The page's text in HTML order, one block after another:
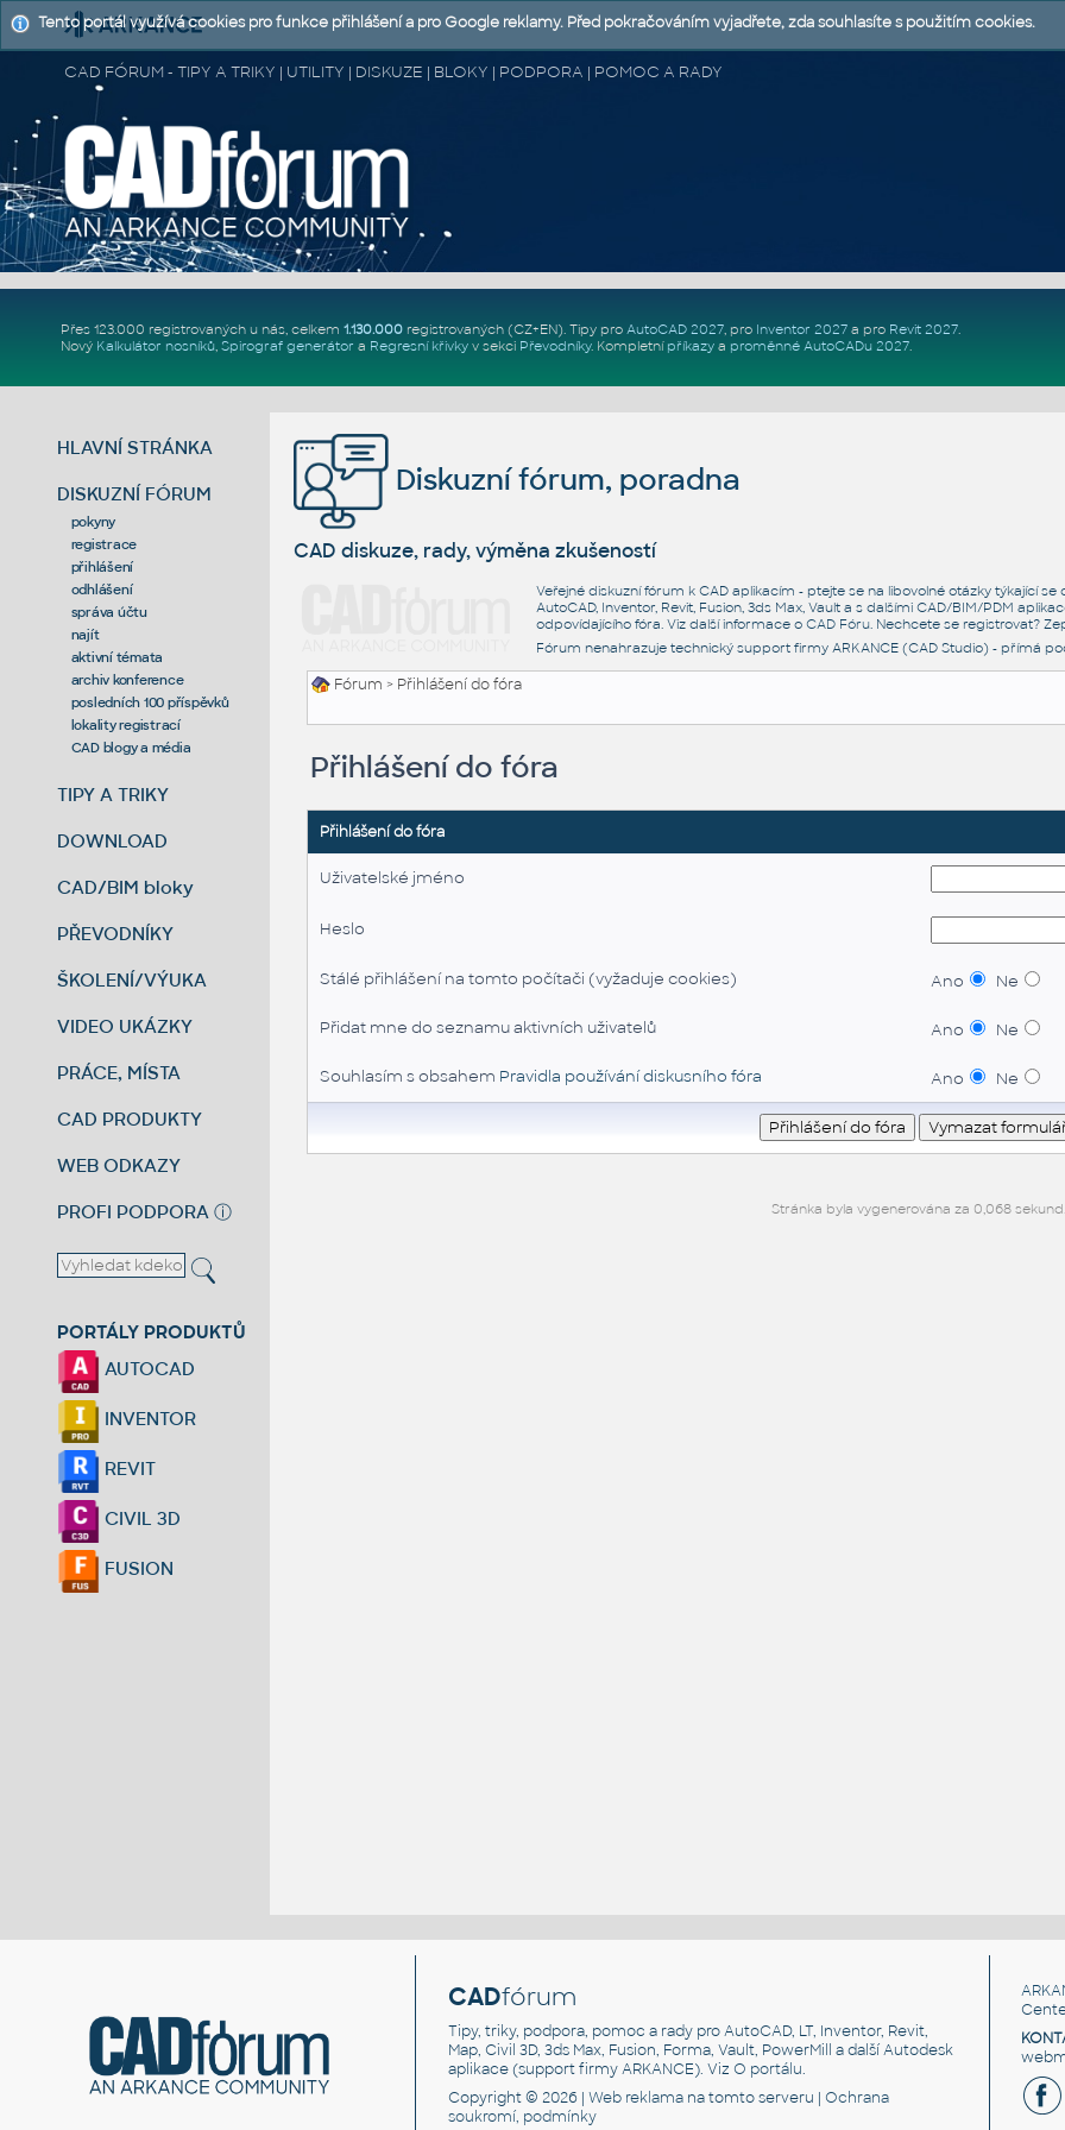
CAD FÓRUM - TIPY A TRIKY | UTILITY | DISKUZE | BLOKY | PODPORA | POMOC A RADY
Přes 123.000 registrovaných u nás, celkem 1.130.000registrovaných (CZ+EN). Tipy pro AutoCAD 2027, pro Inventor 2027a pro Revit 2027.
Nový Kalkulátor nosníků, Spirograf generátor a Regresní křivkyv sekci Převodníky. Kompletní příkazya proměnné AutoCADu 2027.
HLAVNÍ STRÁNKA
DISKUZNÍ FÓRUM
pokyny
registrace
přihlášení
odhlášení
správa účtu
najít
aktivní témata
archiv konference
posledních 100 příspěvků
lokality registrací
CAD blogy a média
TIPY A TRIKY
DOWNLOAD
CAD/BIM bloky
PŘEVODNÍKY
ŠKOLENÍ/VÝUKA
VIDEO UKÁZKY
PRÁCE, MÍSTA
CAD PRODUKTY
WEB ODKAZY
PROFI PODPORA ⓘ
PORTÁLY PRODUKTŮ
AUTOCAD
INVENTOR
REVIT
CIVIL 3D
FUSION
Diskuzní fórum, poradna
CAD diskuze, rady, výměna zkušeností
Veřejné diskuzní fórum k CAD aplikacím - ptejte se na libovolné otázky týkající
AutoCAD, Inventor, Revit, Fusion, 3ds Max, Vault a s dalšími CAD/BIM/PDM
odpovídajícího fóra. Viz další informace o CAD Fóru. Nechcete se registrovat?
Fórum nenahrazuje technický support firmy ARKANCE (CAD Studio) - přímá
Fórum > Přihlášení do fóra
Přihlášení do fóra
Přihlášení do fóra
Uživatelské jméno
Heslo
Stálé přihlášení na tomto počítači (vyžaduje cookies) Ano Ne
Přidat mne do seznamu aktivních uživatelů Ano Ne
Souhlasím s obsahem Pravidla používání diskusního fóra Ano Ne
Stránka byla vygenerována za 0,068 sekund.
CADfórum
Tipy, triky, podpora, pomoc a rady pro AutoCAD, LT, Inventor, Revit,
Map, Civil 3D, 3ds Max, Fusion, Forma, Vault, PowerMill a další Autodesk
aplikace (support firmy ARKANCE). VizO portálu.
Copyright © 2026 |Web reklama na tomto serveru |Ochrana
soukromí, podmínky
Tento portál využívá cookies pro funkce přihlášení a pro Google reklamy. Před pokračováním vyjadřete, zda souhlasíte s použitím cookies.